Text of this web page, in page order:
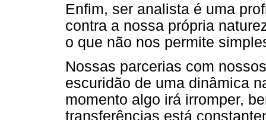
Enfim, ser analista é uma
contra a nossa própria
o que não nos permite
Nossas parcerias com
escuridão de uma dinâmica
momento algo irá irromper,
transferências está